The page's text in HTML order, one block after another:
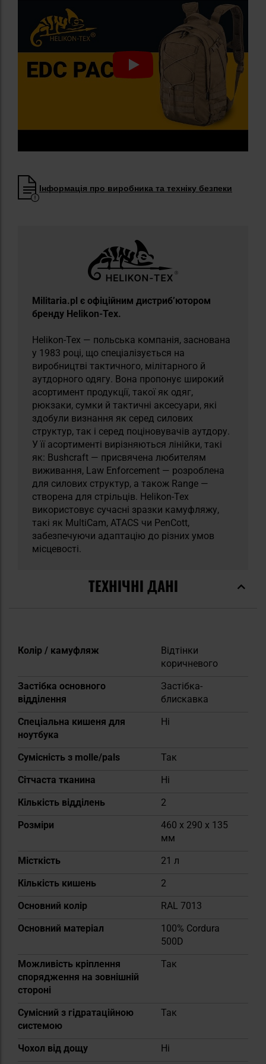
Інформація про виробника та техніку безпеки
Militaria.pl є офіційним дистриб’ютором
бренду Helikon-Tex.
Helikon-Tex — польська компанія, заснована
у 1983 році, що спеціалізується на
виробництві тактичного, мілітарного й
аутдорного одягу. Вона пропонує широкий
асортимент продукції, такої як одяг,
рюкзаки, сумки й тактичні аксесуари, які
здобули визнання як серед силових
структур, так і серед поціновувачів аутдору.
У її асортименті вирізняються лінійки, такі
як: Bushcraft — присвячена любителям
виживання, Law Enforcement — розроблена
для силових структур, а також Range —
створена для стрільців. Helikon-Tex
використовує сучасні зразки камуфляжу,
такі як MultiCam, ATACS чи PenCott,
забезпечуючи адаптацію до різних умов
місцевості.
ТЕХНІЧНІ ДАНІ
Докладніше
Колір / камуфляж
Відтінки
коричневого
Застібка основного
відділення
Застібка-
блискавка
Спеціальна кишеня для
ноутбука
Ні
Сумісність з molle/pals
Так
Сітчаста тканина
Ні
Кількість відділень
2
Розміри
460 x 290 x 135
мм
Місткість
21 л
Кількість кишень
2
Основний колір
RAL 7013
Основний матеріал
100% Cordura
500D
Можливість кріплення
спорядження на зовнішній
стороні
Так
Сумісний з гідратаційною
системою
Так
Чохол від дощу Ні